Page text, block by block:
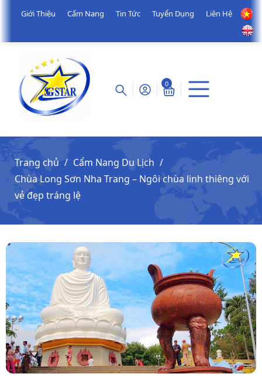
Giới Thiệu Cẩm Nang Tin Tức Tuyển Dụng Liên Hệ
0
Trang chủ
Cẩm Nang Du Lịch
Chùa Long Sơn Nha Trang – Ngôi chùa linh thiêng với
vẻ đẹp tráng lệ